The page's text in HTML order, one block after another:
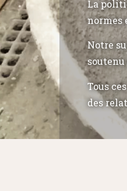
La
normes
Notre
Tous
des